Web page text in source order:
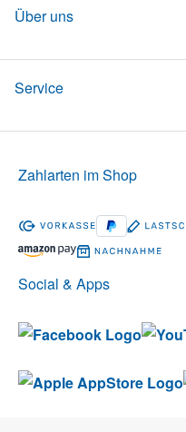
Über uns
Service
Social & Apps
Zahlarten im Shop